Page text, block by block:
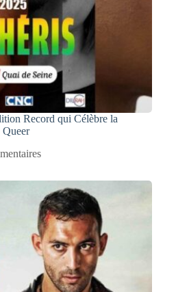
Record qui Célèbre la
Queer